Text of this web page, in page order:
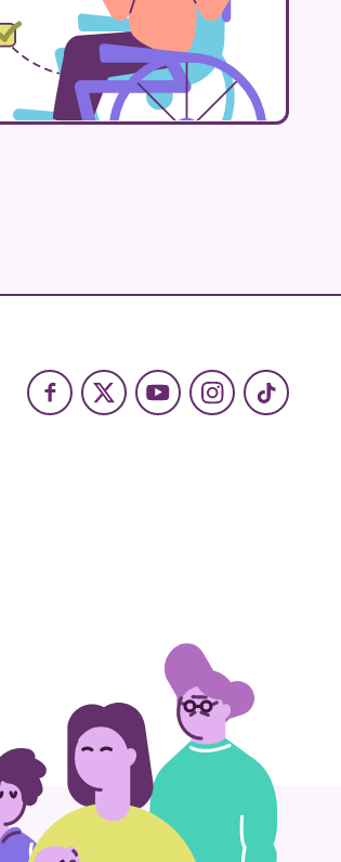
Facebook
X YoutubeInstagram
TikTok